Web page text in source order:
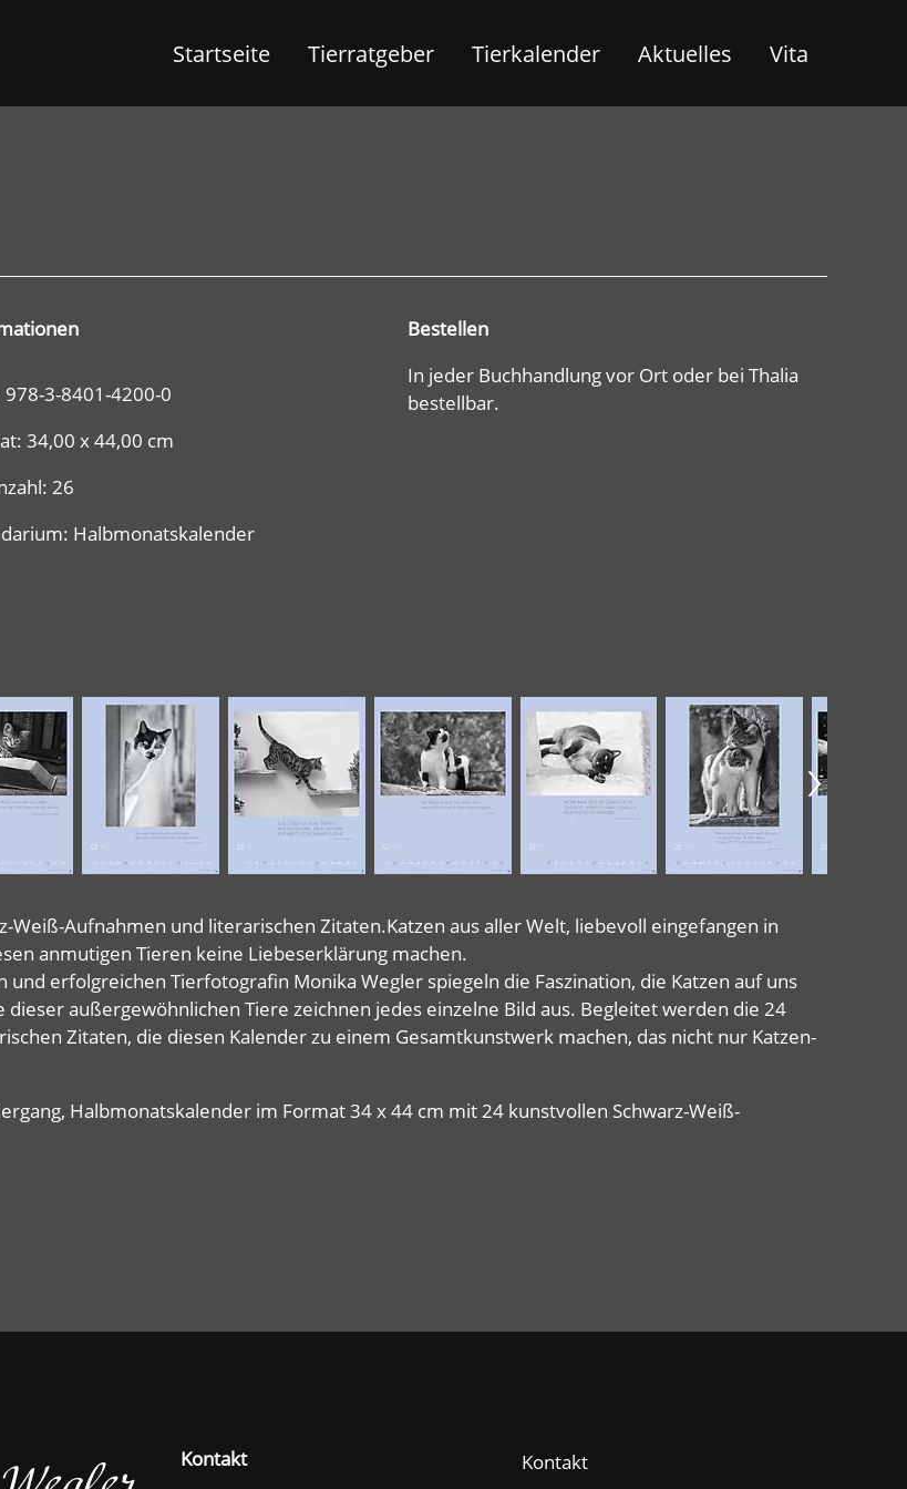
Startseite Tierratgeber Tierkalender Aktuelles Vita
978-3-8401-4200-0
34,00 x 44,00 cm
26
Halbmonatskalender
Bestellen
In jeder Buchhandlung vor Ort oder bei Thalia
bestellbar.
Aufnahmen und literarischen Zitaten.Katzen aus aller Welt, liebevoll eingefangen in
anmutigen Tieren keine Liebeserklärung machen.
erfolgreichen Tierfotografin Monika Wegler spiegeln die Faszination, die Katzen auf uns
außergewöhnlichen Tiere zeichnen jedes einzelne Bild aus. Begleitet werden die 24
Zitaten, die diesen Kalender zu einem Gesamtkunstwerk machen, das nicht nur Katzen-
Halbmonatskalender im Format 34 x 44 cm mit 24 kunstvollen Schwarz-Weiß-
Kontakt
Kontakt